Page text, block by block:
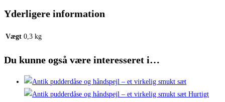
Yderligere information
Vægt 0,3 kg
Du kunne også være interesseret i…
Hurtigt